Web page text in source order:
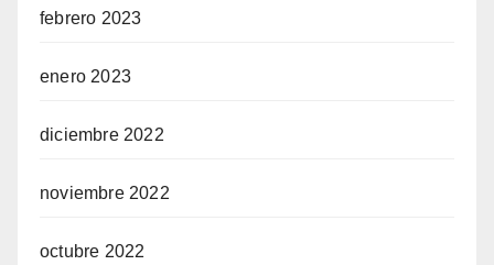
febrero 2023
enero 2023
diciembre 2022
noviembre 2022
octubre 2022